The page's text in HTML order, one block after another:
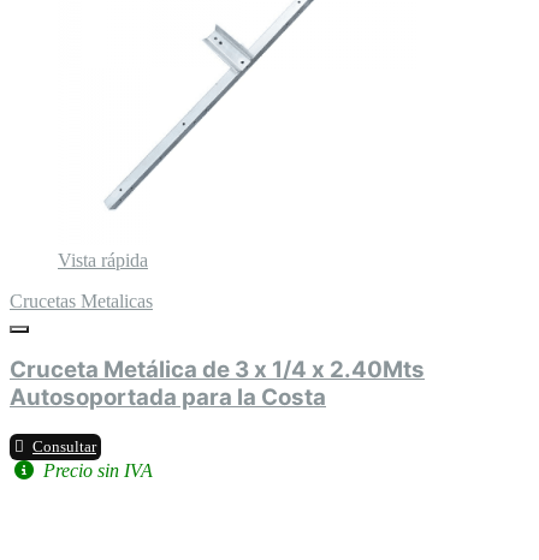
Vista rápida
Crucetas Metalicas
Cruceta Metálica de 3 x 1/4 x 2.40Mts
Autosoportada para la Costa
Consultar
Precio sin IVA